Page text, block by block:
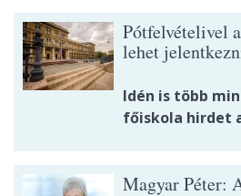
Pótfelvételivel
lehet
Idén is több
főiskola hirdet
Magyar Péter: